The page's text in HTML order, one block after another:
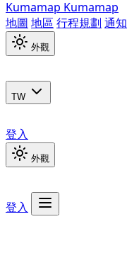
Kumamap Kumamap
地圖 地區 行程規劃 通知
外觀
TW
登入
外觀
登入